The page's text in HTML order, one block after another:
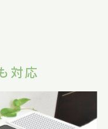
対応